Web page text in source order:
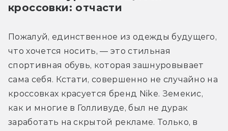
кроссовки: отчасти
Пожалуй, единственное из одежды будущего,
что хочется носить, — это стильная
спортивная обувь, которая зашнуровывает
сама себя. Кстати, совершенно не случайно на
кроссовках красуется бренд Nike. Земекис,
как и многие в Голливуде, был не дурак
заработать на скрытой рекламе. Только, в